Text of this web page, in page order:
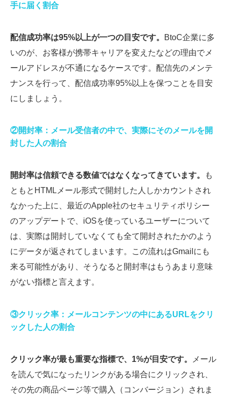
手に届く割合
配信成功率は95%以上が一つの目安です。
BtoC企業に多
いのが、お客様が携帯キャリアを変えたなどの理由でメ
ールアドレスが不通になるケースです。配信先のメンテ
ナンスを行って、配信成功率95%以上を保つことを目安
にしましょう。
②開封率：メール受信者の中で、実際にそのメールを開
封した人の割合
開封率は信頼できる数値ではなくなってきています。
も
ともとHTMLメール形式で開封した人しかカウントされ
なかった上に、最近のApple社のセキュリティポリシー
のアップデートで、iOSを使っているユーザーについて
は、実際は開封していなくても全て開封されたかのよう
にデータが返されてしまいます。この流れはGmailにも
来る可能性があり、そうなると開封率はもうあまり意味
がない指標と言えます。
③クリック率：メールコンテンツの中にあるURLをクリ
ックした人の割合
クリック率が最も重要な指標で、1%が目安です。
メール
を読んで気になったリンクがある場合にクリックされ、
その先の商品ページ等で購入（コンバージョン）されま